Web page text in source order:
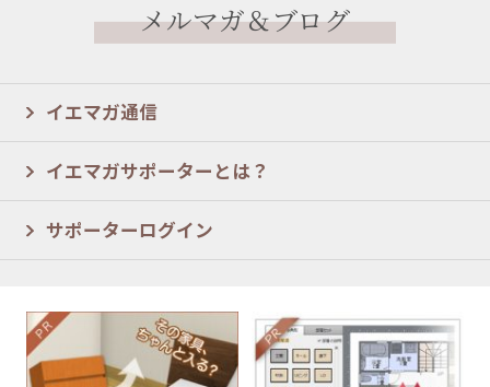
メルマガ＆ブログ
イエマガ通信
イエマガサポーターとは？
サポーターログイン